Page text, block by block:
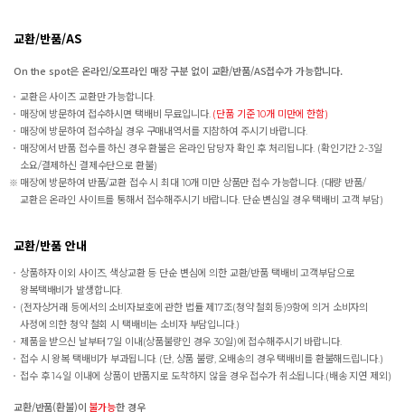
교환/반품/AS
On the spot은 온라인/오프라인 매장 구분 없이 교환/반품/AS접수가 가능합니다.
교환은 사이즈 교환만 가능합니다.
매장에 방문하여 접수하시면 택배비 무료입니다. (단품 기준 10개 미만에 한함)
매장에 방문하여 접수하실 경우 구매내역서를 지참하여 주시기 바랍니다.
매장에서 반품 접수를 하신 경우 환불은 온라인 담당자 확인 후 처리됩니다. (확인기간 2-3일
소요/결제하신 결제수단으로 환불)
매장에 방문하여 반품/교환 접수 시 최대 10개 미만 상품만 접수 가능합니다. (대량 반품/
교환은 온라인 사이트를 통해서 접수해주시기 바랍니다. 단순 변심일 경우 택배비 고객 부담)
교환/반품 안내
상품하자 이외 사이즈, 색상교환 등 단순 변심에 의한 교환/반품 택배비 고객부담으로
왕복택배비가 발생합니다.
(전자상거래 등에서의 소비자보호에 관한 법률 제17조(청약 철회등)9항에 의거 소비자의
사정에 의한 청약 철회 시 택배비는 소비자 부담입니다.)
제품을 받으신 날부터 7일 이내(상품불량인 경우 30일)에 접수해주시기 바랍니다.
접수 시 왕복 택배비가 부과됩니다. (단, 상품 불량, 오배송의 경우 택배비를 환불해드립니다.)
접수 후 14일 이내에 상품이 반품지로 도착하지 않을 경우 접수가 취소됩니다.(배송 지연 제외)
교환/반품(환불)이 불가능한 경우